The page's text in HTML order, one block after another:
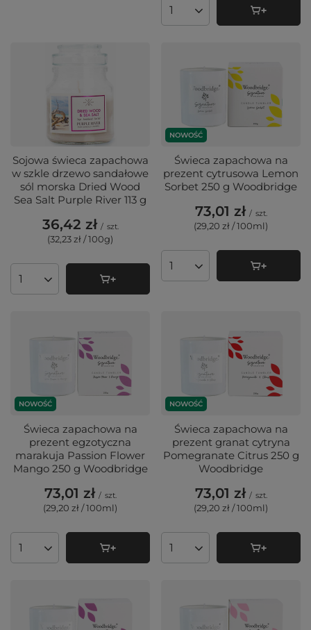
Ilość produktów
Sojowa świeca zapachowa
w szkle drzewo sandałowe
sól morska Dried Wood
Sea Salt Purple River 113 g
36,42 zł / szt.
(32,23 zł / 100g)
Ilość produktów
NOWOŚĆ
Świeca zapachowa na
prezent cytrusowa Lemon
Sorbet 250 g Woodbridge
73,01 zł / szt.
(29,20 zł / 100ml)
Ilość produktów
NOWOŚĆ
Świeca zapachowa na
prezent egzotyczna
marakuja Passion Flower
Mango 250 g Woodbridge
73,01 zł / szt.
(29,20 zł / 100ml)
Ilość produktów
NOWOŚĆ
Świeca zapachowa na
prezent granat cytryna
Pomegranate Citrus 250 g
Woodbridge
73,01 zł / szt.
(29,20 zł / 100ml)
Ilość produktów